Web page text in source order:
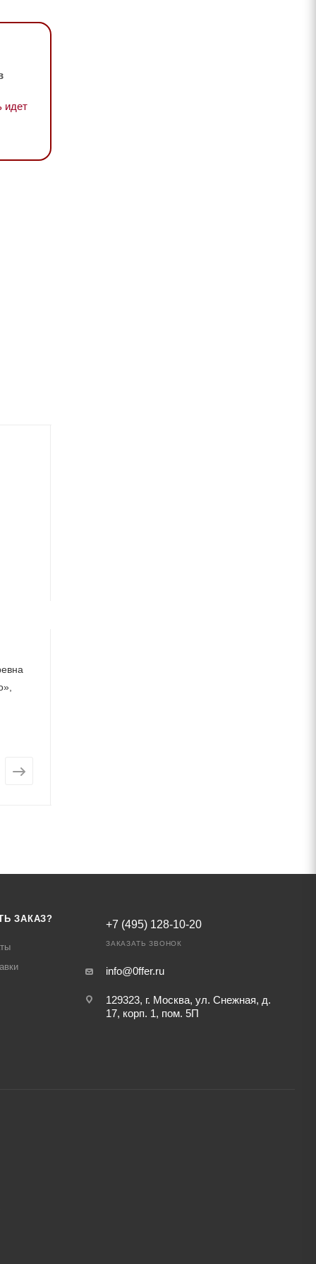
идет
ЗАКАЗ? +7 (495) 128-10-20
ЗАКАЗАТЬ ЗВОНОК
info@0ffer.ru
129323, г. Москва, ул. Снежная, д.
17, корп. 1, пом. 5П